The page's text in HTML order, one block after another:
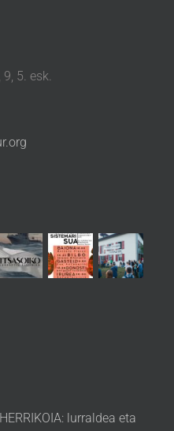
5. esk.
lurraldea eta